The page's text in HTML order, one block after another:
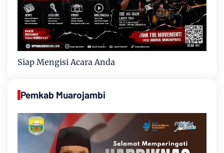
Siap Mengisi Acara Anda
Pemkab Muarojambi